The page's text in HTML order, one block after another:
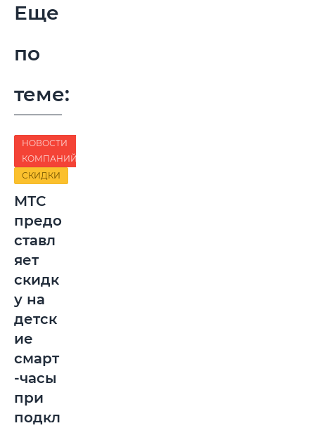
Еще
по
теме:
НОВОСТИ
КОМПАНИЙ
СКИДКИ
МТС
предо
ставл
яет
скидк
у на
детск
ие
смарт
-часы
при
подкл